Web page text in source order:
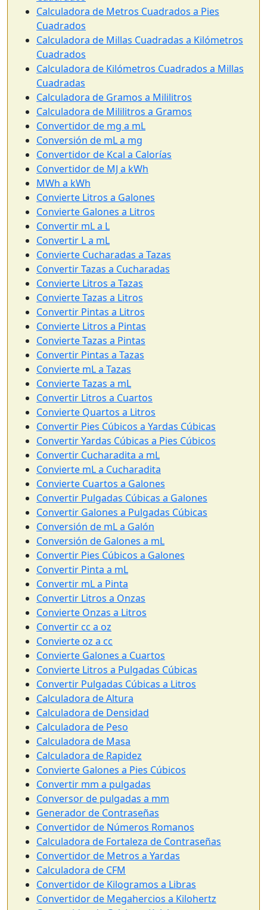
Calculadora de Metros Cuadrados a Pies
Cuadrados
Calculadora de Millas Cuadradas a Kilómetros
Cuadrados
Calculadora de Kilómetros Cuadrados a Millas
Cuadradas
Calculadora de Gramos a Mililitros
Calculadora de Mililitros a Gramos
Convertidor de mg a mL
Conversión de mL a mg
Convertidor de Kcal a Calorías
Convertidor de MJ a kWh
MWh a kWh
Convierte Litros a Galones
Convierte Galones a Litros
Convertir mL a L
Convertir L a mL
Convierte Cucharadas a Tazas
Convertir Tazas a Cucharadas
Convierte Litros a Tazas
Convierte Tazas a Litros
Convertir Pintas a Litros
Convierte Litros a Pintas
Convierte Tazas a Pintas
Convertir Pintas a Tazas
Convierte mL a Tazas
Convierte Tazas a mL
Convertir Litros a Cuartos
Convierte Quartos a Litros
Convertir Pies Cúbicos a Yardas Cúbicas
Convertir Yardas Cúbicas a Pies Cúbicos
Convertir Cucharadita a mL
Convierte mL a Cucharadita
Convierte Cuartos a Galones
Convertir Pulgadas Cúbicas a Galones
Convertir Galones a Pulgadas Cúbicas
Conversión de mL a Galón
Conversión de Galones a mL
Convertir Pies Cúbicos a Galones
Convertir Pinta a mL
Convertir mL a Pinta
Convertir Litros a Onzas
Convierte Onzas a Litros
Convertir cc a oz
Convierte oz a cc
Convierte Galones a Cuartos
Convierte Litros a Pulgadas Cúbicas
Convertir Pulgadas Cúbicas a Litros
Calculadora de Altura
Calculadora de Densidad
Calculadora de Peso
Calculadora de Masa
Calculadora de Rapidez
Convierte Galones a Pies Cúbicos
Convertir mm a pulgadas
Conversor de pulgadas a mm
Generador de Contraseñas
Convertidor de Números Romanos
Calculadora de Fortaleza de Contraseñas
Convertidor de Metros a Yardas
Calculadora de CFM
Convertidor de Kilogramos a Libras
Convertidor de Megahercios a Kilohertz